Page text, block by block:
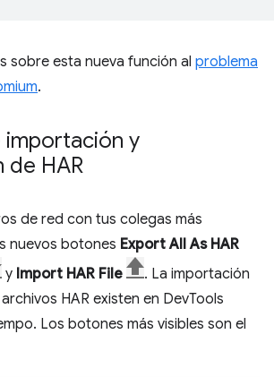
sobre esta nueva función al problema
.
importación y
de HAR
de red con tus colegas más
nuevos botones Export All As HAR
y Import HAR File
. La importación
HAR existen en DevTools
Los botones más visibles son el